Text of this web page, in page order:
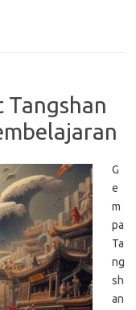
Tangshan
G
e
m
pa
Ta
ng
sh
an